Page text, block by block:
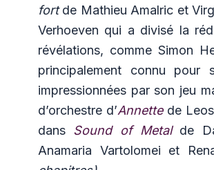
fortde Mathieu Amalric et
Verhoeven qui a divisé la
révélations, comme Simon
principalement connu pour
impressionnées par son jeu
d’orchestre d’Annette de
dans Sound of Metalde
Anamaria Vartolomei et